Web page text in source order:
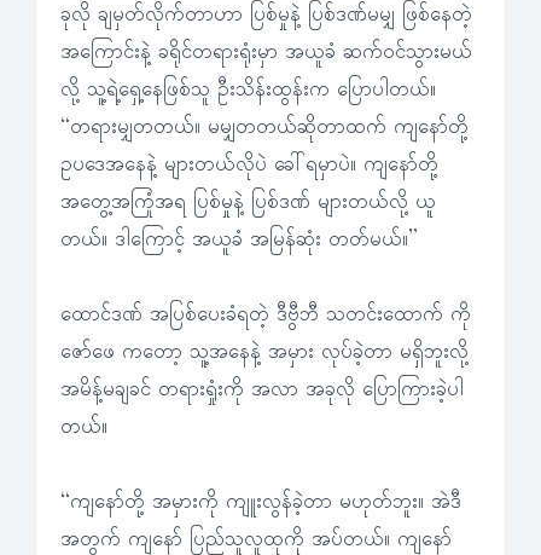
ခုလို ချမှတ်လိုက်တာဟာ ပြစ်မှုနဲ့ ပြစ်ဒဏ်မမျှ ဖြစ်နေတဲ့
အကြောင်းနဲ့ ခရိုင်တရားရုံးမှာ အယူခံ ဆက်ဝင်သွားမယ်
လို့ သူ့ရဲ့ရှေ့နေဖြစ်သူ ဦးသိန်းထွန်းက ပြောပါတယ်။
“တရားမျှတတယ်။ မမျှတတယ်ဆိုတာထက် ကျနော်တို့
ဥပဒေအနေနဲ့ များတယ်လိုပဲ ခေါ်ရမှာပဲ။ ကျနော်တို့
အတွေ့အကြုံအရ ပြစ်မှုနဲ့ ပြစ်ဒဏ် များတယ်လို့ ယူ
တယ်။ ဒါကြောင့် အယူခံ အမြန်ဆုံး တတ်မယ်။”
ထောင်ဒဏ် အပြစ်ပေးခံရတဲ့ ဒီဗွီဘီ သတင်းထောက် ကို
ဇော်ဖေ ကတော့ သူ့အနေနဲ့ အမှား လုပ်ခဲ့တာ မရှိဘူးလို့
အမိန့်မချခင် တရားရှုံးကို အလာ အခုလို ပြောကြားခဲ့ပါ
တယ်။
“ကျနော်တို့ အမှားကို ကျူးလွန်ခဲ့တာ မဟုတ်ဘူး။ အဲဒီ
အတွက် ကျနော် ပြည်သူလူထုကို အပ်တယ်။ ကျနော်